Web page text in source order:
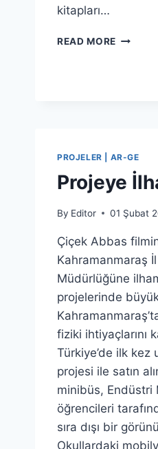
kitapları…
READ MORE ASKIDA
PROJELER | AR-GE
Projeye
By Editor 01 Şubat
Çiçek Abbas
Kahramanmaraş
Müdürlüğüne
projelerinde
fiziki ihtiyaçlarını
Türkiye’de ilk kez
projesi ile satın
minibüs, Endüstri
öğrencileri
sıra dışı bir
Okullardaki